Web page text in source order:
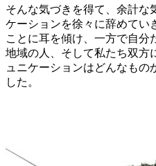
そんな気づきを得て、余計な
ケーションを徐々に辞めてい
ことに耳を傾け、一方で自分
地域の人、そして私たち双方
ュニケーションはどんなもの
した。